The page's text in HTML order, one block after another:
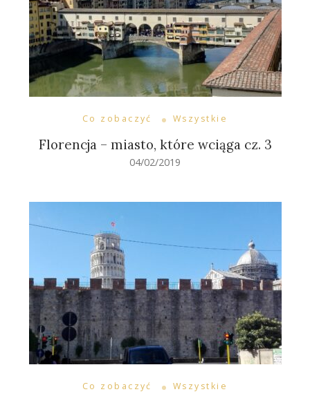
Co zobaczyć Wszystkie
Florencja – miasto, które wciąga cz. 3
04/02/2019
Co zobaczyć Wszystkie